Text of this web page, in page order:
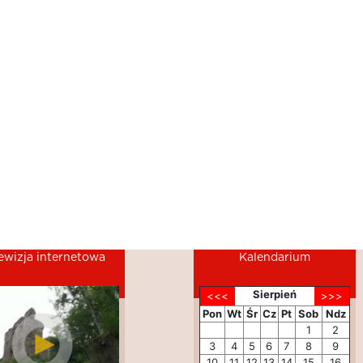
internetowa Kalendarium
Sierpień
Pon Wt Śr Cz Pt Sob Ndz
1
2
3
4 5 6 7 8
9